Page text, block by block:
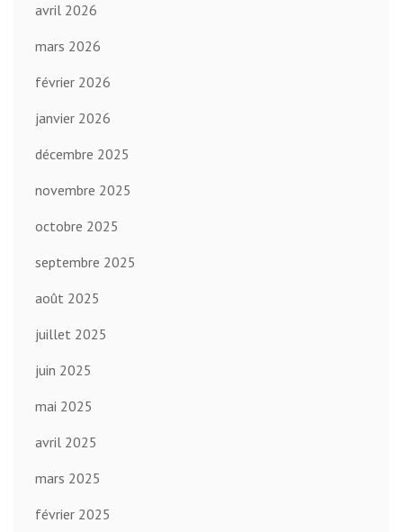
avril 2026
mars 2026
février 2026
janvier 2026
décembre 2025
novembre 2025
octobre 2025
septembre 2025
août 2025
juillet 2025
juin 2025
mai 2025
avril 2025
mars 2025
février 2025